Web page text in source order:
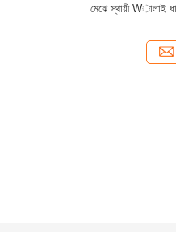
মেঝে স্থায়ী Wালাই